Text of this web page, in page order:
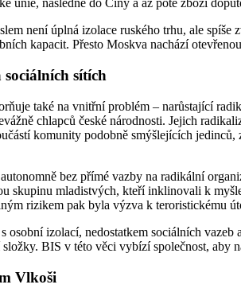
unie, následně do Číny a až poté zboží
není úplná izolace ruského trhu, ale
kapacit. Přesto Moskva nachází
sítích
také na vnitřní problém – narůstající
chlapců české národnosti. Jejich
komunity podobně smýšlejících
bez přímé vazby na radikální
skupinu mladistvých, kteří inklinovali k
rizikem pak byla výzva k teroristickému
osobní izolací, nedostatkem sociálních
BIS v této věci vybízí společnost,
Vlkoši